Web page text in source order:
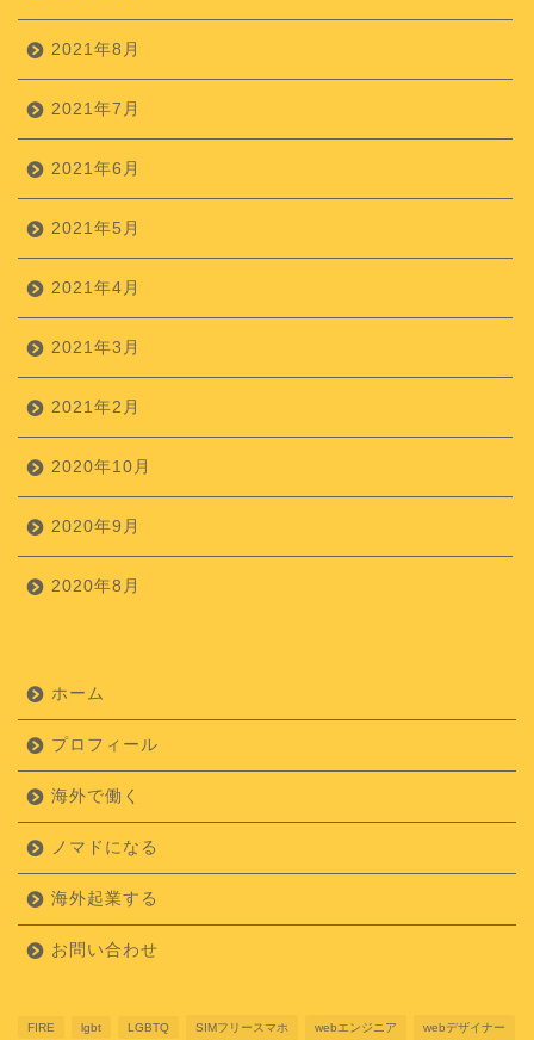
2021年8月
2021年7月
2021年6月
2021年5月
2021年4月
2021年3月
2021年2月
2020年10月
2020年9月
2020年8月
ホーム
プロフィール
海外で働く
ノマドになる
海外起業する
お問い合わせ
FIRE lgbt LGBTQ SIMフリースマホ webエンジニア webデザイナー